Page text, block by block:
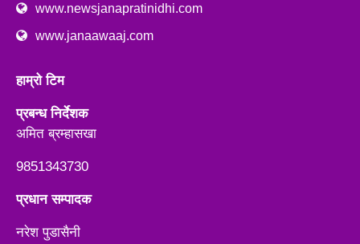
www.newsjanapratinidhi.com
www.janaawaaj.com
हाम्रो टिम
प्रबन्ध निर्देशक
अमित ब्रम्हासखा
9851343730
प्रधान सम्पादक
नरेश पुडासैनी